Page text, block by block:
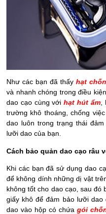
Như các bạn đã thấy hạt
và nhanh chóng trong điều
dao cạo cùng vớihạt hút ẩm,
trường khô thoáng, chống
dao luôn trong trạng thái
lưỡi dao của bạn.
Cách bảo quản dao cạo râu
Khi các bạn đã sử dụng dao
để không dính những dị vật
không tốt cho dao cạo, sau đó
giấy khô để đảm bảo lưỡi
dao vào hộp có chứa gói